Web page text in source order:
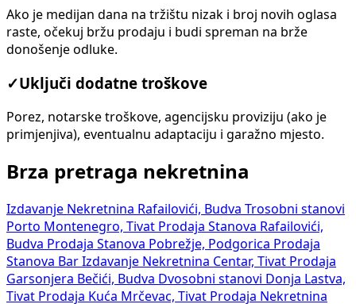
Ako je medijan dana na tržištu nizak i broj novih oglasa
raste, očekuj bržu prodaju i budi spreman na brže
donošenje odluke.
✓Uključi dodatne troškove
Porez, notarske troškove, agencijsku proviziju (ako je
primjenjiva), eventualnu adaptaciju i garažno mjesto.
Brza pretraga nekretnina
Izdavanje Nekretnina Rafailovići, Budva Trosobni stanovi
Porto Montenegro, Tivat Prodaja Stanova Rafailovići,
Budva Prodaja Stanova Pobrežje, Podgorica Prodaja
Stanova Bar Izdavanje Nekretnina Centar, Tivat Prodaja
Garsonjera Bečići, Budva Dvosobni stanovi Donja Lastva,
Tivat Prodaja Kuća Mrčevac, Tivat Prodaja Nekretnina